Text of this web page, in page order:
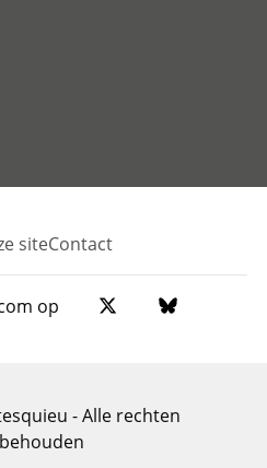
siteContact
op
- Alle rechten